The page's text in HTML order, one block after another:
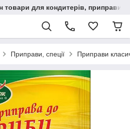
товари для кондитерів, приправи,
Приправи, спеції Приправи